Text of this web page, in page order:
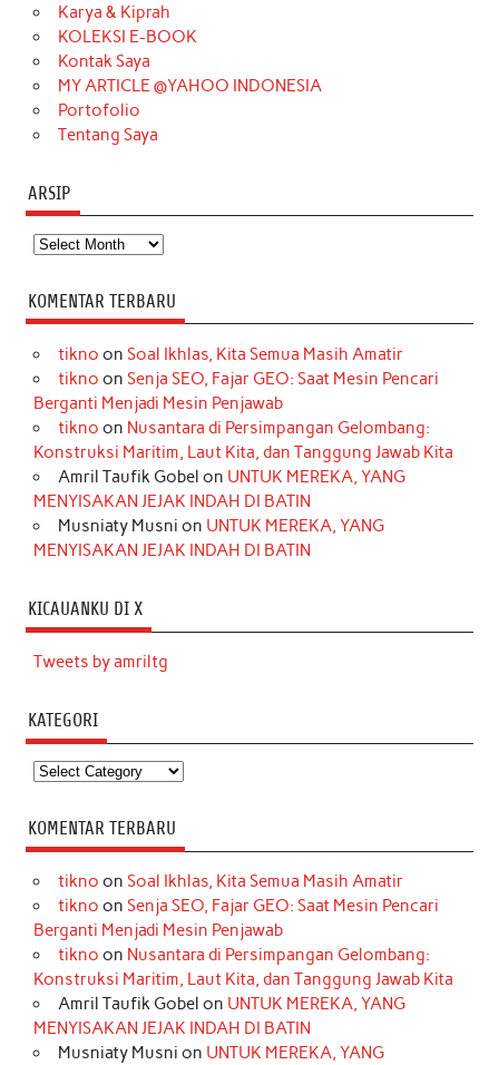
k
a
m
Karya & Kiprah
KOLEKSI E-BOOK
Kontak Saya
MY ARTICLE @YAHOO INDONESIA
Portofolio
Tentang Saya
ARSIP
Arsip
KOMENTAR TERBARU
tikno on Soal Ikhlas, Kita Semua Masih Amatir
tikno on Senja SEO, Fajar GEO: Saat Mesin Pencari
Berganti Menjadi Mesin Penjawab
tikno on Nusantara di Persimpangan Gelombang:
Konstruksi Maritim, Laut Kita, dan Tanggung Jawab Kita
Amril Taufik Gobel on UNTUK MEREKA, YANG
MENYISAKAN JEJAK INDAH DI BATIN
Musniaty Musni on UNTUK MEREKA, YANG
MENYISAKAN JEJAK INDAH DI BATIN
KICAUANKU DI X
Tweets by amriltg
KATEGORI
Kategori
KOMENTAR TERBARU
tikno on Soal Ikhlas, Kita Semua Masih Amatir
tikno on Senja SEO, Fajar GEO: Saat Mesin Pencari
Berganti Menjadi Mesin Penjawab
tikno on Nusantara di Persimpangan Gelombang:
Konstruksi Maritim, Laut Kita, dan Tanggung Jawab Kita
Amril Taufik Gobel on UNTUK MEREKA, YANG
MENYISAKAN JEJAK INDAH DI BATIN
Musniaty Musni on UNTUK MEREKA, YANG